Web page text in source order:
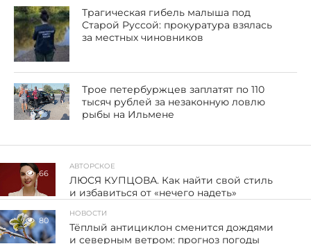
Трагическая гибель малыша под
Старой Руссой: прокуратура взялась
за местных чиновников
Трое петербуржцев заплатят по 110
тысяч рублей за незаконную ловлю
рыбы на Ильмене
66
АВТОРСКОЕ
ЛЮСЯ КУПЦОВА. Как найти свой стиль
и избавиться от «нечего надеть»
80
НОВОСТИ
Тёплый антициклон сменится дождями
и северным ветром: прогноз погоды